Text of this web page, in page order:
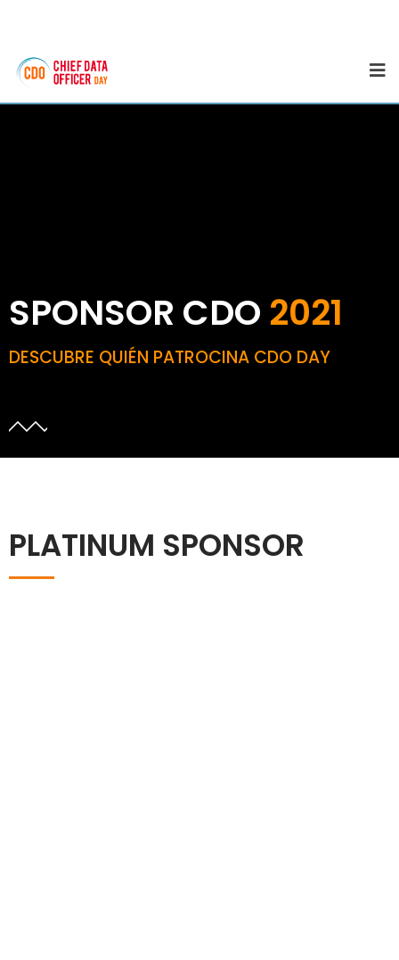
SPONSOR CDO 2021
DESCUBRE QUIÉN PATROCINA CDO DAY
PLATINUM SPONSOR